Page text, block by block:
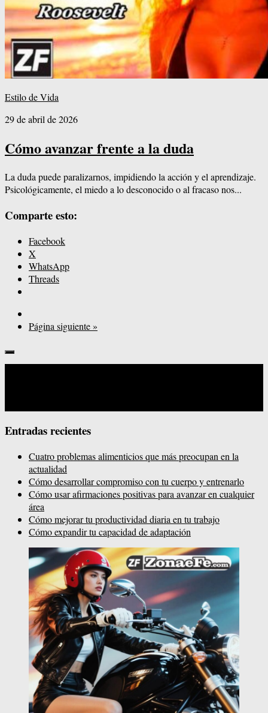
Estilo de Vida
29 de abril de 2026
Cómo avanzar frente a la duda
La duda puede paralizarnos, impidiendo la acción y el aprendizaje.
Psicológicamente, el miedo a lo desconocido o al fracaso nos...
Comparte esto:
Facebook
X
WhatsApp
Threads
Página siguiente »
Entradas recientes
Cuatro problemas alimenticios que más preocupan en la
actualidad
Cómo desarrollar compromiso con tu cuerpo y entrenarlo
Cómo usar afirmaciones positivas para avanzar en cualquier
área
Cómo mejorar tu productividad diaria en tu trabajo
Cómo expandir tu capacidad de adaptación